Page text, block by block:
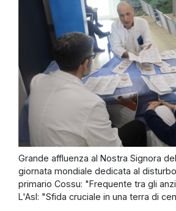
Grande affluenza al Nostra Signora
giornata mondiale dedicata al
primario Cossu: "Frequente tra gli
L'Asl: "Sfida cruciale in una terra di